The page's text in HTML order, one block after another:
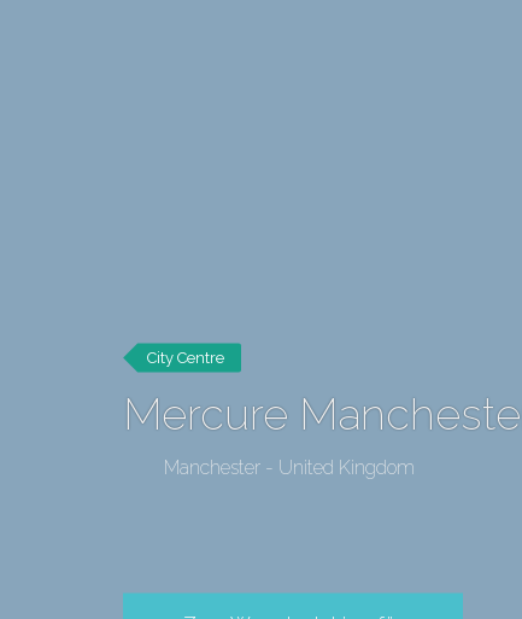
City Centre
Mercure
Manchester - United Kingdom